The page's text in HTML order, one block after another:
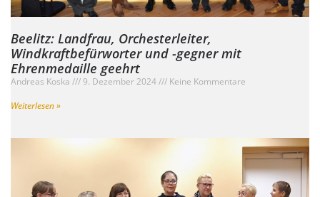
Beelitz: Landfrau, Orchesterleiter,
Windkraftbefürworter und -gegner mit
Ehrenmedaille geehrt
Andreas Koska 9. Dezember 2024
Keine Kommentare
Weiterlesen »